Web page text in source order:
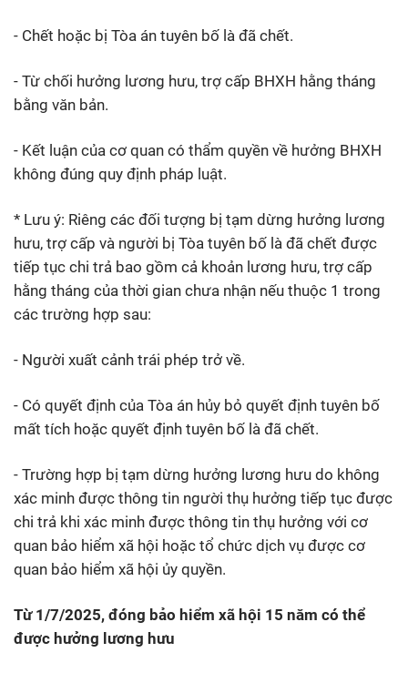
- Chết hoặc bị Tòa án tuyên bố là đã chết.
- Từ chối hưởng lương hưu, trợ cấp BHXH hằng tháng
bằng văn bản.
- Kết luận của cơ quan có thẩm quyền về hưởng BHXH
không đúng quy định pháp luật.
* Lưu ý: Riêng các đối tượng bị tạm dừng hưởng lương
hưu, trợ cấp và người bị Tòa tuyên bố là đã chết được
tiếp tục chi trả bao gồm cả khoản lương hưu, trợ cấp
hằng tháng của thời gian chưa nhận nếu thuộc 1 trong
các trường hợp sau:
- Người xuất cảnh trái phép trở về.
- Có quyết định của Tòa án hủy bỏ quyết định tuyên bố
mất tích hoặc quyết định tuyên bố là đã chết.
- Trường hợp bị tạm dừng hưởng lương hưu do không
xác minh được thông tin người thụ hưởng tiếp tục được
chi trả khi xác minh được thông tin thụ hưởng với cơ
quan bảo hiểm xã hội hoặc tổ chức dịch vụ được cơ
quan bảo hiểm xã hội ủy quyền.
Từ 1/7/2025, đóng bảo hiểm xã hội 15 năm có thể
được hưởng lương hưu